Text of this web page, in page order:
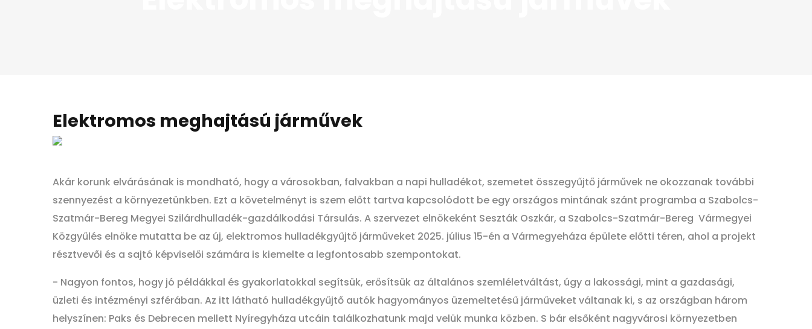
Elektromos meghajtású járművek
Akár korunk elvárásának is mondható, hogy a városokban, falvakban a napi hulladékot, szemetet összegyűjtő járművek ne okozzanak további
szennyezést a környezetünkben. Ezt a követelményt is szem előtt tartva kapcsolódott be egy országos mintának szánt programba a Szabolcs-
Szatmár-Bereg Megyei Szilárdhulladék-gazdálkodási Társulás. A szervezet elnökeként Seszták Oszkár, a Szabolcs-Szatmár-Bereg Vármegyei
Közgyűlés elnöke mutatta be az új, elektromos hulladékgyűjtő járműveket 2025. július 15-én a Vármegyeháza épülete előtti téren, ahol a projekt
résztvevői és a sajtó képviselői számára is kiemelte a legfontosabb szempontokat.
- Nagyon fontos, hogy jó példákkal és gyakorlatokkal segítsük, erősítsük az általános szemléletváltást, úgy a lakossági, mint a gazdasági,
üzleti és intézményi szférában. Az itt látható hulladékgyűjtő autók hagyományos üzemeltetésű járműveket váltanak ki, s az országban három
helyszínen: Paks és Debrecen mellett Nyíregyháza utcáin találkozhatunk majd velük munka közben. S bár elsőként nagyvárosi környezetben